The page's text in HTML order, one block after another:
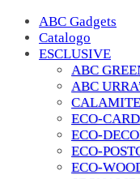
ABC Gadgets
Catalogo
ESCLUSIVE
ABC
ABC
ECO-CARD
ECO-
ECO-
ECO-